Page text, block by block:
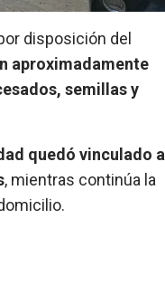
disposición del
aproximadamente
semillas y
quedó vinculado a
, mientras continúa la